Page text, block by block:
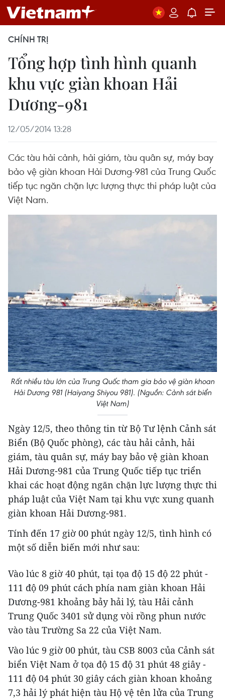
CHÍNH TRỊ
Tổng hợp tình hình quanh
khu vực giàn khoan Hải
Dương-981
12/05/2014 13:28
Các tàu hải cảnh, hải giám, tàu quân sự, máy bay
bảo vệ giàn khoan Hải Dương-981 của Trung Quốc
tiếp tục ngăn chặn lực lượng thực thi pháp luật của
Việt Nam.
Rất nhiều tàu lớn của Trung Quốc tham gia bảo vệ giàn khoan
Hải Dương 981 (Haiyang Shiyou 981). (Nguồn: Cảnh sát biển
Việt Nam)
Ngày 12/5, theo thông tin từ Bộ Tư lệnh Cảnh sát
Biển (Bộ Quốc phòng), các tàu hải cảnh, hải
giám, tàu quân sự, máy bay bảo vệ giàn khoan
Hải Dương-981 của Trung Quốc tiếp tục triển
khai các hoạt động ngăn chặn lực lượng thực thi
pháp luật của Việt Nam tại khu vực xung quanh
giàn khoan Hải Dương-981.
Tính đến 17 giờ 00 phút ngày 12/5, tình hình có
một số diễn biến mới như sau:
Vào lúc 8 giờ 40 phút, tại tọa độ 15 độ 22 phút -
111 độ 09 phút cách phía nam giàn khoan Hải
Dương-981 khoảng bảy hải lý, tàu Hải cảnh
Trung Quốc 3401 sử dụng vòi rồng phun nước
vào tàu Trường Sa 22 của Việt Nam.
Vào lúc 9 giờ 00 phút, tàu CSB 8003 của Cảnh sát
biển Việt Nam ở tọa độ 15 độ 31 phút 48 giây -
111 độ 04 phút 30 giây cách giàn khoan khoảng
7,3 hải lý phát hiện tàu Hộ vệ tên lửa của Trung